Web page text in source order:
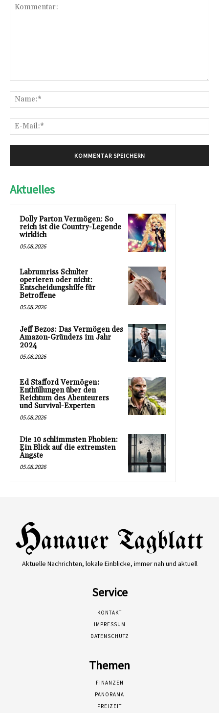
Aktuelles
Dolly Parton Vermögen: So
reich ist die Country-Legende
wirklich
05.08.2026
Labrumriss Schulter
operieren oder nicht:
Entscheidungshilfe für
Betroffene
05.08.2026
Jeff Bezos: Das Vermögen des
Amazon-Gründers im Jahr
2024
05.08.2026
Ed Stafford Vermögen:
Enthüllungen über den
Reichtum des Abenteurers
und Survival-Experten
05.08.2026
Die 10 schlimmsten Phobien:
Ein Blick auf die extremsten
Ängste
05.08.2026
Aktuelle Nachrichten, lokale Einblicke, immer nah und aktuell
Service
KONTAKT
IMPRESSUM
DATENSCHUTZ
Themen
FINANZEN
PANORAMA
FREIZEIT